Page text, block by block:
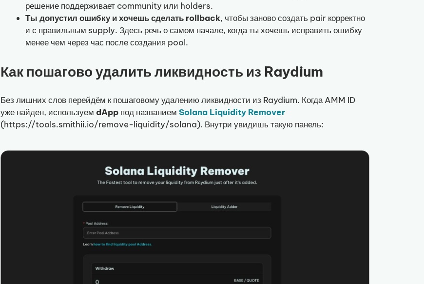
решение поддерживает community или holders.
Ты допустил ошибку и хочешь сделать rollback, чтобы заново создать pair корректно
и с правильным supply. Здесь речь о самом начале, когда ты хочешь исправить ошибку
менее чем через час после создания pool.
Как пошагово удалить ликвидность из Raydium
Без лишних слов перейдём к пошаговому удалению ликвидности из Raydium. Когда AMM ID
уже найден, используем dApp под названием Solana Liquidity Remover
(https://tools.smithii.io/remove-liquidity/solana). Внутри увидишь такую панель: